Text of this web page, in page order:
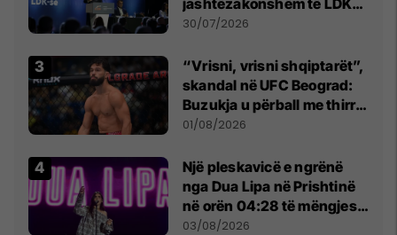
së
30/07/2026
“Vrisni, vrisni shqiptarët”,
skandal në UFC Beograd:
Buzukja u përball me thirrje
anti-shqiptare nga
01/08/2026
Një pleskavicë e ngrënë
nga Dua Lipa në Prishtinë
në orën 04:28 të mëngjesit
- dhe bota digjitale serbe
03/08/2026